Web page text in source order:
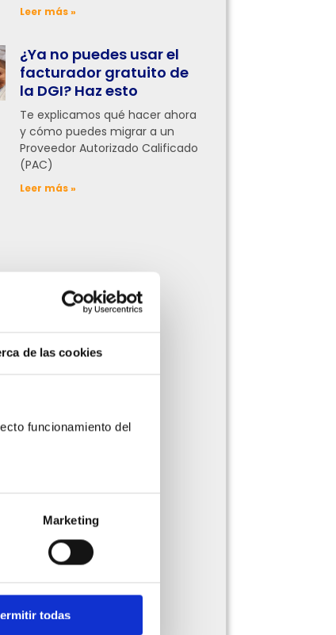
de las cookies
funcionamiento del
Marketing
todas
Leer más »
¿Ya no puedes usar el
facturador gratuito de
la DGI? Haz esto
Te explicamos qué hacer ahora
y cómo puedes migrar a un
Proveedor Autorizado Calificado
(PAC)
Leer más »